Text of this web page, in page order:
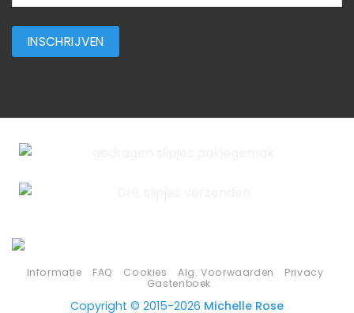
Informatie FAQ Cookies Alg. Voorwaarden
Privacy
Gastenboek
Copyright © 2015-2026 Michelle Rose